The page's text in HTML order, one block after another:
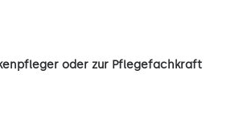
oder zur Pflegefachkraft